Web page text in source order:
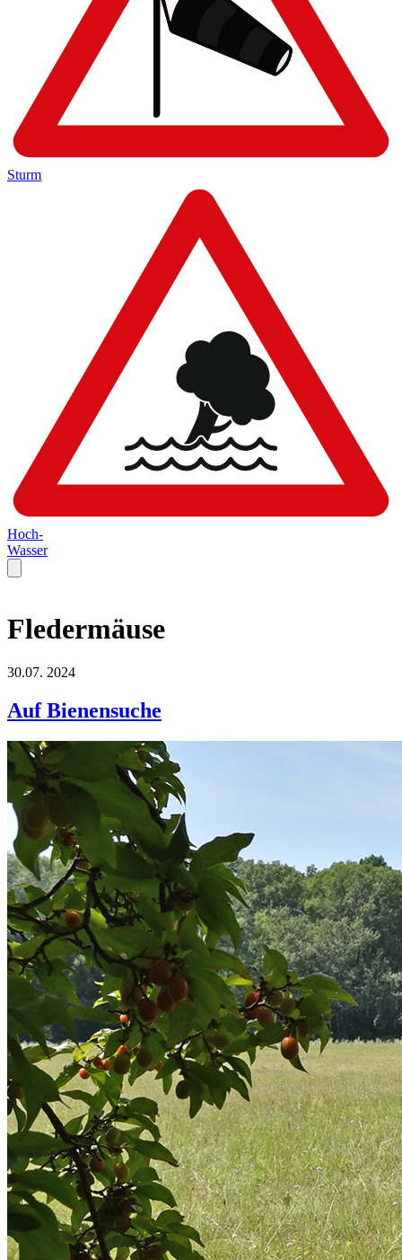
Sturm
Hoch-
Wasser
Fledermäuse
30.07. 2024
Auf Bienensuche